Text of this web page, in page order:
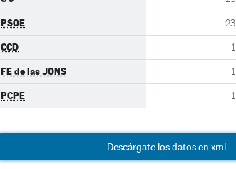
PSOE 23
CCD 1
FE de las JONS 1
PCPE 1
Descárgate los datos en xml